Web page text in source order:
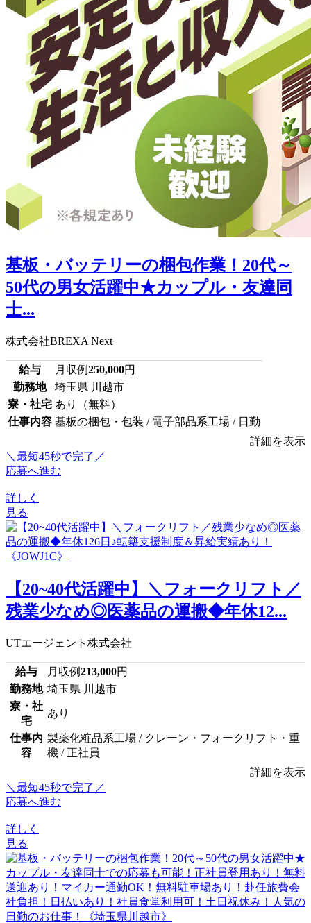
基板・バッテリーの梱包作業！20代～
50代の男女活躍中★カップル・友達同
士...
株式会社BREXA Next
給与 月収例250,000円
勤務地
埼玉県 川越市
寮・社宅 あり（無料）
仕事内容 基板の梱包・包装 / 電子部品系工場 / 日勤
詳細を表示
＼最短45秒で完了／
応募へ進む
詳しく
見る
【20~40代活躍中】＼フォークリフト／
残業少なめ◎医薬品の運搬◆年休12...
UTエージェント株式会社
給与 月収例213,000円
勤務地 埼玉県 川越市
寮・社
宅
あり
仕事内
容
製薬化粧品系工場 / クレーン・フォークリフト・重
機 / 正社員
詳細を表示
＼最短45秒で完了／
応募へ進む
詳しく
見る